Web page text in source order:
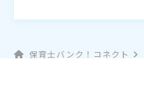
保育士バンク！コネクト